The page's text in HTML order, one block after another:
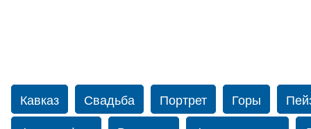
Кавказ Свадьба Портрет Горы